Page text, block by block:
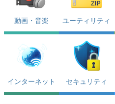
動画・音楽 ユーティリティ
インターネット セキュリティ